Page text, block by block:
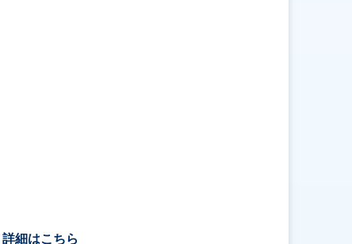
詳細はこちら